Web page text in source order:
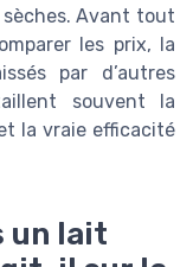
Avant tout
les prix, la
par d’autres
souvent la
la vraie efficacité
un lait